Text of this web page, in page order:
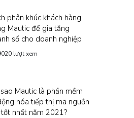
phân khúc khách hàng
Mautic ​​để gia tăng
số cho doanh nghiệp
lượt xem
Mautic ​​là phần mềm
hóa tiếp thị mã nguồn
nhất năm 2021?